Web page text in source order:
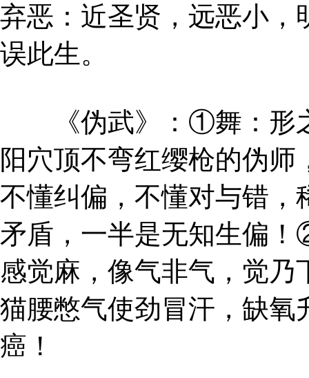
弃恶：近圣贤，远恶小，
误此生。
《伪武》：①舞：形之
阳穴顶不弯红缨枪的伪
不懂纠偏，不懂对与错，
矛盾，一半是无知生偏
感觉麻，像气非气，觉
猫腰憋气使劲冒汗，缺氧
癌！